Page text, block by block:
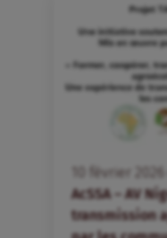
février
AcSSA – AV
transmission